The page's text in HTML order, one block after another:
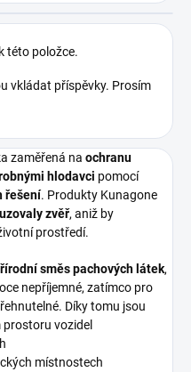
této položce.
vkládat příspěvky. Prosím
zaměřená na ochranu
hlodavci pomocí
řešení. Produkty Kunagone
zvěř, aniž by
prostředí.
směs pachových látek,
nepříjemné, zatímco pro
Díky tomu jsou
vozidel
místnostech